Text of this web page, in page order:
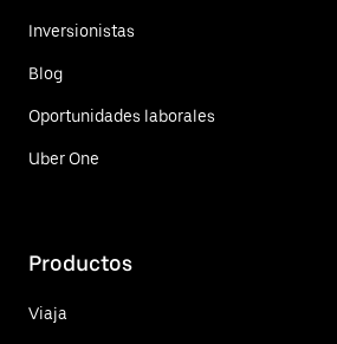
Inversionistas
Blog
Oportunidades laborales
Uber One
Productos
Viaja